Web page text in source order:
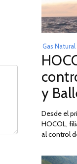
Gas Natural
y
Desde el
HOCOL,
al control